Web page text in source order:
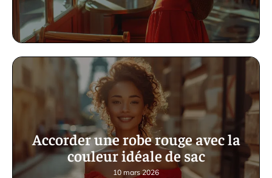
Accorder une robe rouge avec la
couleur idéale de sac
10 mars 2026